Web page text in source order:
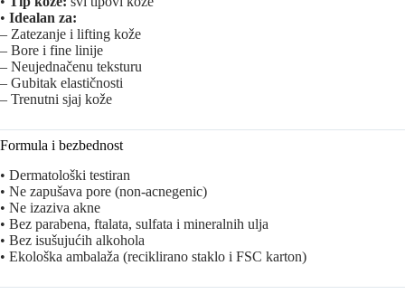
• Idealan za:
– Zatezanje i lifting kože
– Bore i fine linije
– Neujednačenu teksturu
– Gubitak elastičnosti
– Trenutni sjaj kože
Formula i bezbednost
• Dermatološki testiran
• Ne zapušava pore (non-acnegenic)
• Ne izaziva akne
• Bez parabena, ftalata, sulfata i mineralnih ulja
• Bez isušujućih alkohola
• Ekološka ambalaža (reciklirano staklo i FSC karton)